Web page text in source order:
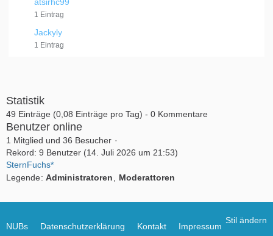
1 Eintrag
Jackyly
1 Eintrag
Statistik
49 Einträge (0,08 Einträge pro Tag) - 0 Kommentare
Benutzer online
1 Mitglied und 36 Besucher
Rekord: 9 Benutzer (14. Juli 2026 um 21:53)
SternFuchs*
Legende Administratoren Moderattoren
Stil ändern
NUBs Datenschutzerklärung Kontakt Impressum